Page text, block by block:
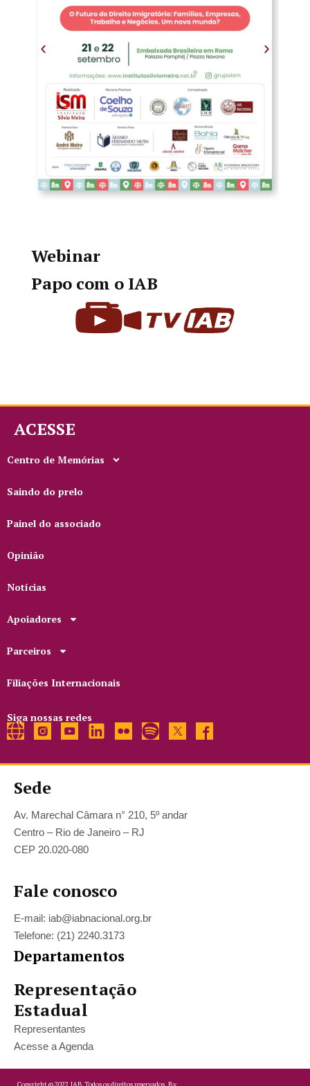
Webinar
Papo com o IAB
ACESSE
Centro de Memórias
Saindo do prelo
Painel do associado
Opinião
Notícias
Apoiadores
Parceiros
Filiações Internacionais
Siga nossas redes
Sede
Av. Marechal Câmara n° 210, 5º andar
Centro – Rio de Janeiro – RJ
CEP 20.020-080
Fale conosco
E-mail: iab@iabnacional.org.br
Telefone: (21) 2240.3173
Departamentos
Representação
Estadual
Representantes
Acesse a Agenda